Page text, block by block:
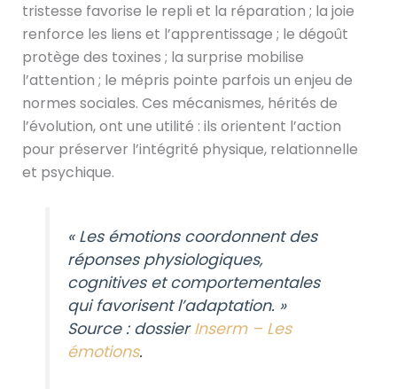
tristesse favorise le repli et la réparation ; la joie
renforce les liens et l’apprentissage ; le dégoût
protège des toxines ; la surprise mobilise
l’attention ; le mépris pointe parfois un enjeu de
normes sociales. Ces mécanismes, hérités de
l’évolution, ont une utilité : ils orientent l’action
pour préserver l’intégrité physique, relationnelle
et psychique.
« Les émotions coordonnent des
réponses physiologiques,
cognitives et comportementales
qui favorisent l’adaptation. »
Source : dossierInserm – Les
émotions.